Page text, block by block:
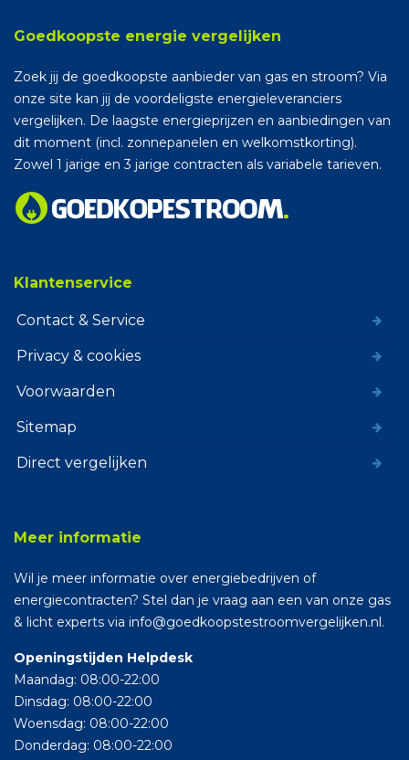
Goedkoopste energie vergelijken
Zoek jij de goedkoopste aanbieder van gas en stroom? Via
onze site kan jij de voordeligste energieleveranciers
vergelijken. De laagste energieprijzen en aanbiedingen van
dit moment (incl. zonnepanelen en welkomstkorting).
Zowel 1 jarige en 3 jarige contracten als variabele tarieven.
Klantenservice
Contact & Service
Privacy & cookies
Voorwaarden
Sitemap
Direct vergelijken
Meer informatie
Wil je meer informatie over energiebedrijven of
energiecontracten? Stel dan je vraag aan een van onze gas
& licht experts via info@goedkoopstestroomvergelijken.nl.
Openingstijden Helpdesk
Maandag: 08:00-22:00
Dinsdag: 08:00-22:00
Woensdag: 08:00-22:00
Donderdag: 08:00-22:00